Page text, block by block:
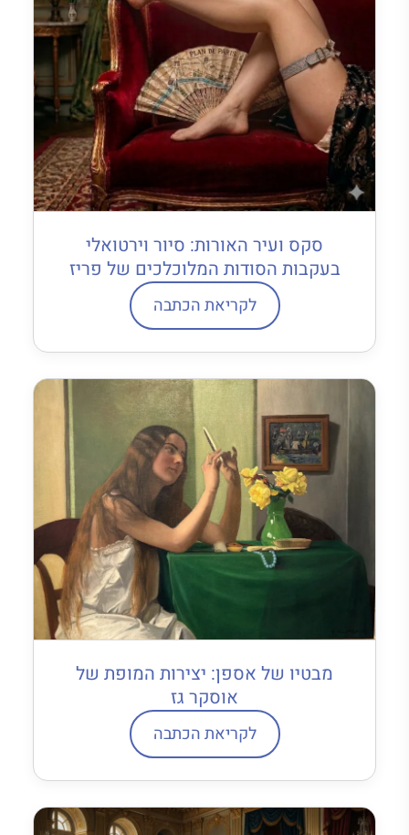
סקס ועיר האורות: סיור וירטואלי
בעקבות הסודות המלוכלכים של פריז
לקריאת הכתבה
מבטיו של אספן: יצירות המופת של
אוסקר גז
לקריאת הכתבה